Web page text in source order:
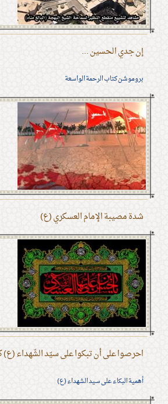
إن جدي الحسين ...
بروموشن كتاب الرحمة الواسعة
شدة مصيبة الإمام العسكري (ع)
احرصوا على أن تبكوا على سيّد الشّهداء (ع)
أهمية البكاء على سيد الشهداء (ع)